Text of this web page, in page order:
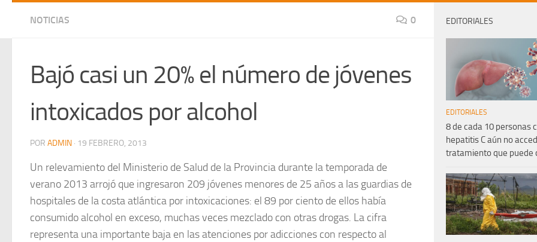
NOTICIAS 0
Bajó casi un 20% el número de jóvenes
intoxicados por alcohol
POR ADMIN · 19 FEBRERO, 2013
Un relevamiento del Ministerio de Salud de la Provincia durante la temporada de
verano 2013 arrojó que ingresaron 209 jóvenes menores de 25 años a las guardias de
hospitales de la costa atlántica por intoxicaciones: el 89 por ciento de ellos había
consumido alcohol en exceso, muchas veces mezclado con otras drogas. La cifra
representa una importante baja en las atenciones por adicciones con respecto al
EDITORIALES
EDITORIALES
8 de cada 10 personas
hepatitis C aún no
tratamiento que puede